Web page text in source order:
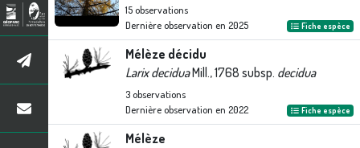
15observations
Dernière observation en 2025 Fiche espèce
Mélèze décidu
Larix deciduaMill., 1768 subsp. decidua
3observations
Dernière observation en 2022 Fiche espèce
Mélèze